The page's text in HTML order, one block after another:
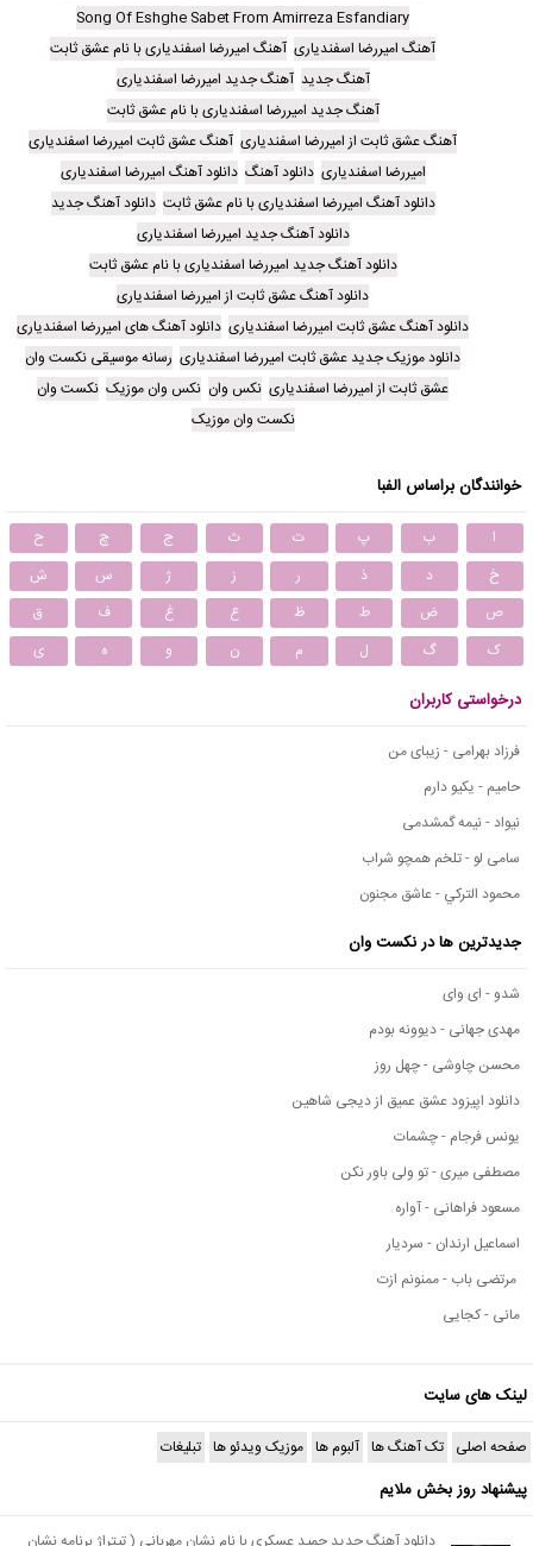
Song Of Eshghe Sabet From Amirreza Esfandiary
آهنگ امیررضا اسفندیاری آهنگ امیررضا اسفندیاری با نام عشق ثابت
آهنگ جدید آهنگ جدید امیررضا اسفندیاری
آهنگ جدید امیررضا اسفندیاری با نام عشق ثابت
آهنگ عشق ثابت از امیررضا اسفندیاری آهنگ عشق ثابت امیررضا اسفندیاری
امیررضا اسفندیاری دانلود آهنگ دانلود آهنگ امیررضا اسفندیاری
دانلود آهنگ امیررضا اسفندیاری با نام عشق ثابت دانلود آهنگ جدید
دانلود آهنگ جدید امیررضا اسفندیاری
دانلود آهنگ جدید امیررضا اسفندیاری با نام عشق ثابت
دانلود آهنگ عشق ثابت از امیررضا اسفندیاری
دانلود آهنگ عشق ثابت امیررضا اسفندیاری دانلود آهنگ های امیررضا اسفندیاری
دانلود موزیک جدید عشق ثابت امیررضا اسفندیاری رسانه موسیقی نکست وان
عشق ثابت از امیررضا اسفندیاری نکس وان نکس وان موزیک نکست وان
نکست وان موزیک
خوانندگان براساس الفبا
ا ب پ ت ث ج چ
ح
خ
د ذ ر ز ژ س
ش
ص
ض ط ظ ع غ ف
ق
ک
گ ل م ن و ه ی
درخواستی کاربران
فرزاد بهرامی - زیبای من
حامیم - یکیو دارم
نیواد - نیمه گمشدمی
سامی لو - تلخم همچو شراب
محمود التركي - عاشق مجنون
جدیدترین ها در نکست وان
شدو - ای وای
مهدی جهانی - دیوونه بودم
محسن چاوشی - چهل روز
دانلود اپیزود عشق عمیق از دیجی شاهین
یونس فرجام - چشمات
مصطفی میری - تو ولی باور نکن
مسعود فراهانی - آواره
اسماعیل ارندان - سردیار
مرتضی باب - ممنونم ازت
مانی - کجایی
لینک های سایت
صفحه اصلی تک آهنگ ها آلبوم ها موزیک ویدئو ها تبلیغات
پیشنهاد روز بخش ملایم
دانلود آهنگ جدید حمید عسکری با نام نشان مهربانی ( تیتراژ برنامه نشان